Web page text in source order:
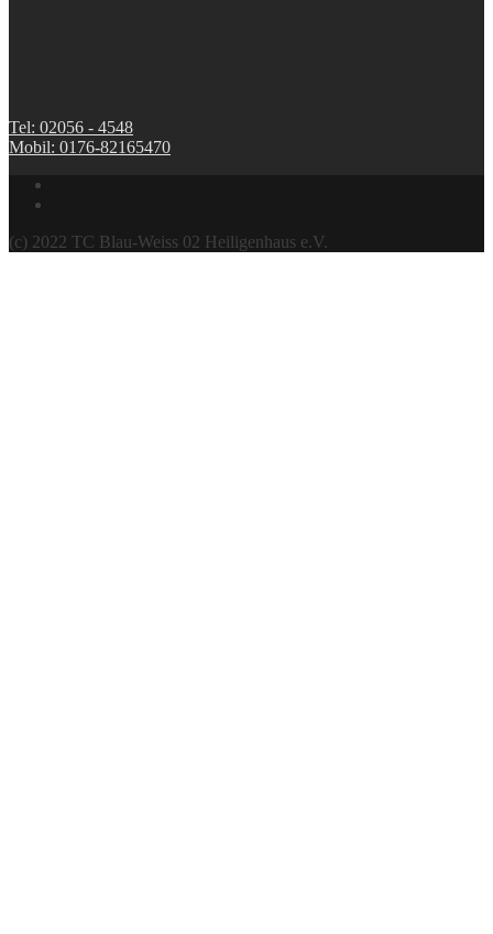
Tel: 02056 - 4548
Mobil: 0176-82165470
(c) 2022 TC Blau-Weiss 02 Heiligenhaus e.V.